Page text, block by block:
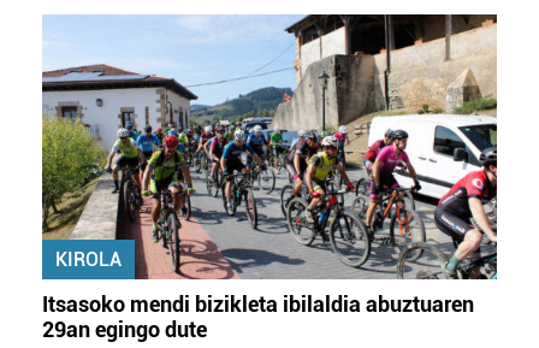
KIROLA
Itsasoko mendi bizikleta ibilaldia abuztuaren
29an egingo dute